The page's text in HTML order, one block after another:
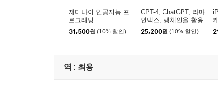
__외부 함수의 정의
__모범 사례
__Realtime API란
제미나이 인공지능 프
로그래밍
31,500원 (10% 할인)
GPT-4, ChatGPT, 라마
인덱스, 랭체인을 활용
한 인공지능 프로그래
25,200원 (10% 할인)
역 : 최용